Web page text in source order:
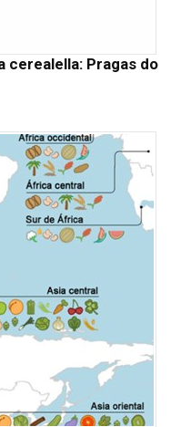
cerealella: Pragas do